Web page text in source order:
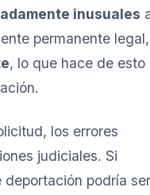
inusuales
permanente legal,
, lo que hace de esto
los errores
judiciales. Si
podría ser